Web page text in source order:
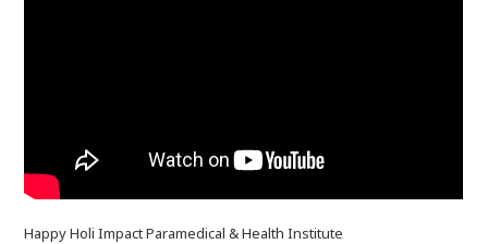
Happy Holi Impact Paramedical & Health Institute